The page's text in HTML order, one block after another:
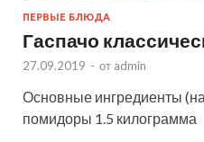
ПЕРВЫЕ БЛЮДА
Гаспачо
27.09.2019 - от admin
Основные ингредиенты
помидоры 1.5 килограмма